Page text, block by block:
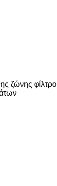
ζώνης φίλτρο